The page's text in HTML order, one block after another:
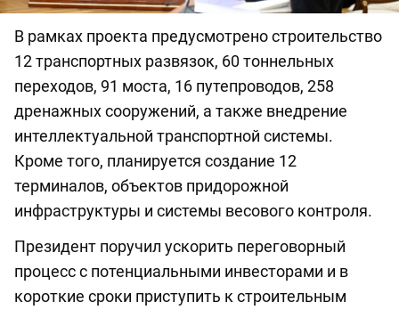
В рамках проекта предусмотрено строительство
12 транспортных развязок, 60 тоннельных
переходов, 91 моста, 16 путепроводов, 258
дренажных сооружений, а также внедрение
интеллектуальной транспортной системы.
Кроме того, планируется создание 12
терминалов, объектов придорожной
инфраструктуры и системы весового контроля.
Президент поручил ускорить переговорный
процесс с потенциальными инвесторами и в
короткие сроки приступить к строительным